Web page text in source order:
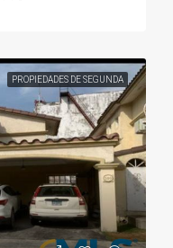
PROPIEDADES DE SEGUNDA